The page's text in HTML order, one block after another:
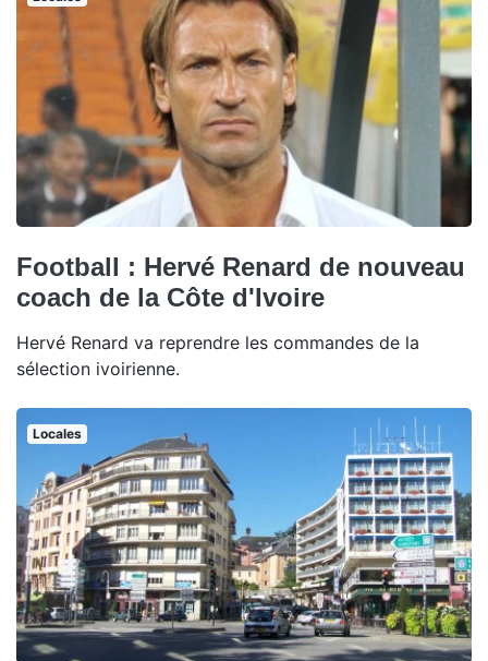
Football : Hervé Renard de nouveau
coach de la Côte d'Ivoire
Hervé Renard va reprendre les commandes de la
sélection ivoirienne.
Locales